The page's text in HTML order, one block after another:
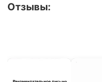
Отзывы: